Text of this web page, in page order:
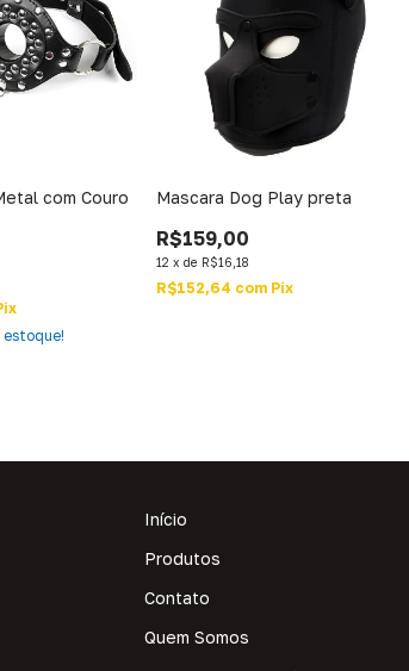
com Couro
estoque!
Mascara Dog Play preta
R$159,00
12 x de R$16,18
R$152,64 com Pix
Início
Produtos
Contato
Quem Somos